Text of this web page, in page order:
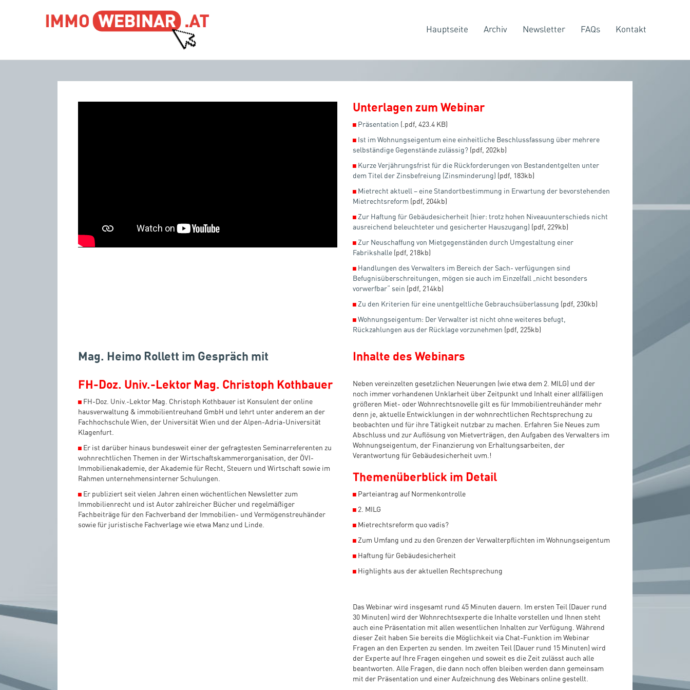
Hauptseite Archiv Newsletter FAQs Kontakt
Unterlagen zum Webinar
◼ Präsentation (.pdf, 423.4 KB)
◼ Ist im Wohnungseigentum eine einheitliche Beschlussfassung über mehrere
selbständige Gegenstände zulässig? (pdf, 202kb)
◼ Kurze Verjährungsfrist für die Rückforderungen von Bestandentgelten unter
dem Titel der Zinsbefreiung (Zinsminderung) (pdf, 183kb)
◼ Mietrecht aktuell – eine Standortbestimmung in Erwartung der bevorstehenden
Mietrechtsreform (pdf, 204kb)
◼ Zur Haftung für Gebäudesicherheit (hier: trotz hohen Niveauunterschieds nicht
ausreichend beleuchteter und gesicherter Hauszugang) (pdf, 229kb)
◼ Zur Neuschaffung von Mietgegenständen durch Umgestaltung einer
Fabrikshalle (pdf, 218kb)
◼ Handlungen des Verwalters im Bereich der Sach- verfügungen sind
Befugnisüberschreitungen, mögen sie auch im Einzelfall „nicht besonders
vorwerfbar“ sein (pdf, 214kb)
◼ Zu den Kriterien für eine unentgeltliche Gebrauchsüberlassung (pdf, 230kb)
◼ Wohnungseigentum: Der Verwalter ist nicht ohne weiteres befugt,
Rückzahlungen aus der Rücklage vorzunehmen (pdf, 225kb)
Mag. Heimo Rollett im Gespräch mit
FH-Doz. Univ.-Lektor Mag. Christoph Kothbauer
◼ FH-Doz. Univ.-Lektor Mag. Christoph Kothbauer ist Konsulent der online
hausverwaltung & immobilientreuhand GmbH und lehrt unter anderem an der
Fachhochschule Wien, der Universität Wien und der Alpen-Adria-Universität
Klagenfurt.
◼ Er ist darüber hinaus bundesweit einer der gefragtesten Seminarreferenten zu
wohnrechtlichen Themen in der Wirtschaftskammerorganisation, der ÖVI-
Immobilienakademie, der Akademie für Recht, Steuern und Wirtschaft sowie im
Rahmen unternehmensinterner Schulungen.
◼ Er publiziert seit vielen Jahren einen wöchentlichen Newsletter zum
Immobilienrecht und ist Autor zahlreicher Bücher und regelmäßiger
Fachbeiträge für den Fachverband der Immobilien- und Vermögenstreuhänder
sowie für juristische Fachverlage wie etwa Manz und Linde.
Inhalte des Webinars
Neben vereinzelten gesetzlichen Neuerungen (wie etwa dem 2. MILG) und der
noch immer vorhandenen Unklarheit über Zeitpunkt und Inhalt einer allfälligen
größeren Miet- oder Wohnrechtsnovelle gilt es für Immobilientreuhänder mehr
denn je, aktuelle Entwicklungen in der wohnrechtlichen Rechtsprechung zu
beobachten und für ihre Tätigkeit nutzbar zu machen. Erfahren Sie Neues zum
Abschluss und zur Auflösung von Mietverträgen, den Aufgaben des Verwalters im
Wohnungseigentum, der Finanzierung von Erhaltungsarbeiten, der
Verantwortung für Gebäudesicherheit uvm.!
Themenüberblick im Detail
◼ Parteiantrag auf Normenkontrolle
◼ 2. MILG
◼ Mietrechtsreform quo vadis?
◼ Zum Umfang und zu den Grenzen der Verwalterpflichten im Wohnungseigentum
◼ Haftung für Gebäudesicherheit
◼ Highlights aus der aktuellen Rechtsprechung
Das Webinar wird insgesamt rund 45 Minuten dauern. Im ersten Teil (Dauer rund
30 Minuten) wird der Wohnrechtsexperte die Inhalte vorstellen und Ihnen steht
auch eine Präsentation mit allen wesentlichen Inhalten zur Verfügung. Während
dieser Zeit haben Sie bereits die Möglichkeit via Chat-Funktion im Webinar
Fragen an den Experten zu senden. Im zweiten Teil (Dauer rund 15 Minuten) wird
der Experte auf Ihre Fragen eingehen und soweit es die Zeit zulässt auch alle
beantworten. Alle Fragen, die dann noch offen bleiben werden dann gemeinsam
mit der Präsentation und einer Aufzeichnung des Webinars online gestellt.